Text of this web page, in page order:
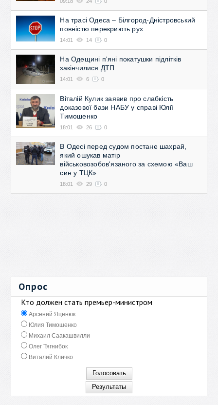
На трасі Одеса – Білгород-Дністровський
повністю перекриють рух
14:01 14 0
На Одещині п'яні покатушки підлітків
закінчилися ДТП
14:01 6 0
Віталій Кулик заявив про слабкість
доказової бази НАБУ у справі Юлії
Тимошенко
18:01 26 0
В Одесі перед судом постане шахрай,
який ошукав матір
військовозобов'язаного за схемою «Ваш
син у ТЦК»
18:01 29 0
Опрос
Кто должен стать премьер-министром
Арсений Яценюк
Юлия Тимошенко
Михаил Саакашвилли
Олег Тягнибок
Виталий Кличко